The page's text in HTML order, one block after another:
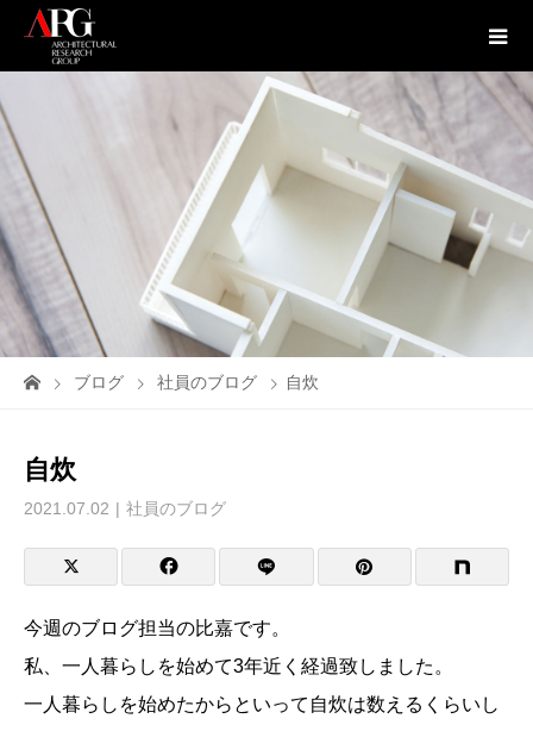
ブログ 社員のブログ 自炊
自炊
2021.07.02 社員のブログ
今週のブログ担当の比嘉です。
私、一人暮らしを始めて3年近く経過致しました。
一人暮らしを始めたからといって自炊は数えるくらいし